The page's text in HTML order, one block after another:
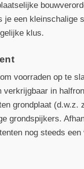
een kleinschalige
klus.
voorraden op te
in
grondplaat
grondspijkers.
nog steeds